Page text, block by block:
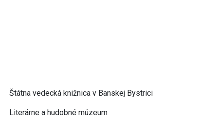
Štátna vedecká knižnica v Banskej Bystrici
Literárne a hudobné múzeum